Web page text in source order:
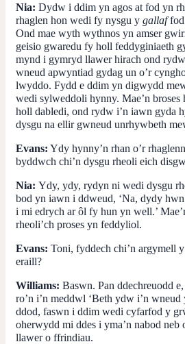
Nia: Dydw i ddim yn agos at fod yn
rhaglen hon wedi fy nysgu y gallaf
Ond mae wyth wythnos yn amser
geisio gwaredu fy holl feddyginiaeth
mynd i gymryd llawer hirach ond
wneud apwyntiad gydag un o’r
lwyddo. Fydd e ddim yn digwydd
wedi sylweddoli hynny. Mae’n broses
holl dabledi, ond rydw i’n iawn gyda
dysgu na ellir gwneud unrhywbeth
Evans: Ydy hynny’n rhan o’r
byddwch chi’n dysgu rheoli eich
Nia: Ydy, ydy, rydyn ni wedi dysgu
bod yn iawn i ddweud, ‘Na, dydy
i mi edrych ar ôl fy hun yn well.’
rheoli’ch proses yn feddyliol.
Evans: Toni, fyddech chi’n argymell
eraill?
Williams: Baswn. Pan ddechreuodd
ro’n i’n meddwl ‘Beth ydw i’n wneud
ddod, faswn i ddim wedi cyfarfod y
oherwydd mi ddes i yma’n nabod neb
llawer o ffrindiau.